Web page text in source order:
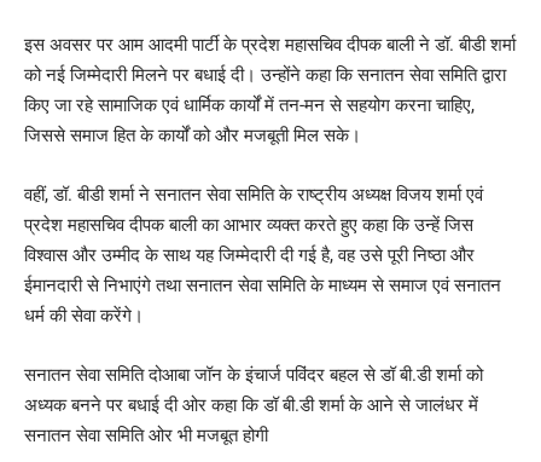
इस अवसर पर आम आदमी पार्टी के प्रदेश महासचिव दीपक बाली ने डॉ. बीडी शर्मा
को नई जिम्मेदारी मिलने पर बधाई दी। उन्होंने कहा कि सनातन सेवा समिति द्वारा
किए जा रहे सामाजिक एवं धार्मिक कार्यों में तन-मन से सहयोग करना चाहिए,
जिससे समाज हित के कार्यों को और मजबूती मिल सके।
वहीं, डॉ. बीडी शर्मा ने सनातन सेवा समिति के राष्ट्रीय अध्यक्ष विजय शर्मा एवं
प्रदेश महासचिव दीपक बाली का आभार व्यक्त करते हुए कहा कि उन्हें जिस
विश्वास और उम्मीद के साथ यह जिम्मेदारी दी गई है, वह उसे पूरी निष्ठा और
ईमानदारी से निभाएंगे तथा सनातन सेवा समिति के माध्यम से समाज एवं सनातन
धर्म की सेवा करेंगे।
सनातन सेवा समिति दोआबा जॉन के इंचार्ज पविंदर बहल से डॉ बी.डी शर्मा को
अध्यक बनने पर बधाई दी ओर कहा कि डॉ बी.डी शर्मा के आने से जालंधर में
सनातन सेवा समिति ओर भी मजबूत होगी